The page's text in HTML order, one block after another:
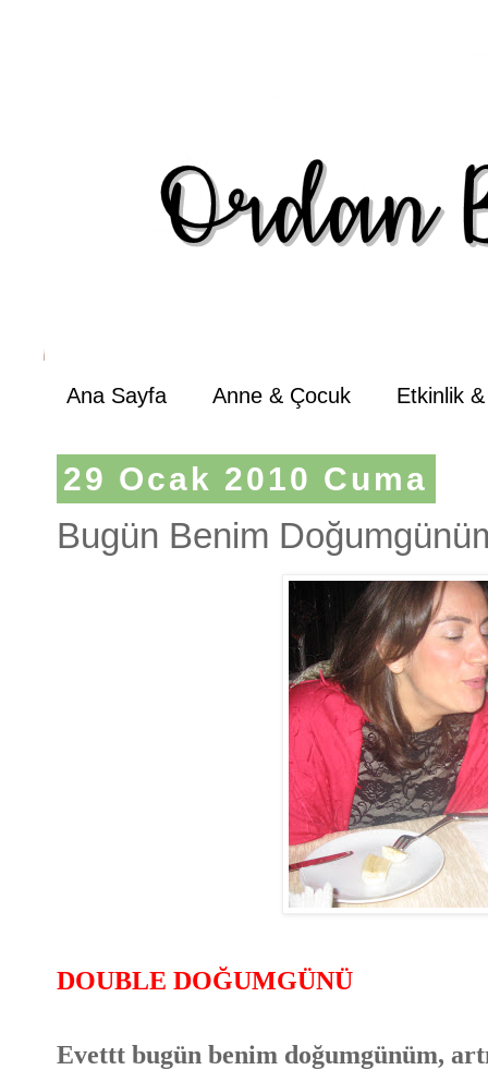
Ana Sayfa Anne & Çocuk Etkinlik
29 Ocak 2010 Cuma
Bugün Benim
DOUBLE DOĞUMGÜNÜ
Evettt bugün benim doğumgünüm,